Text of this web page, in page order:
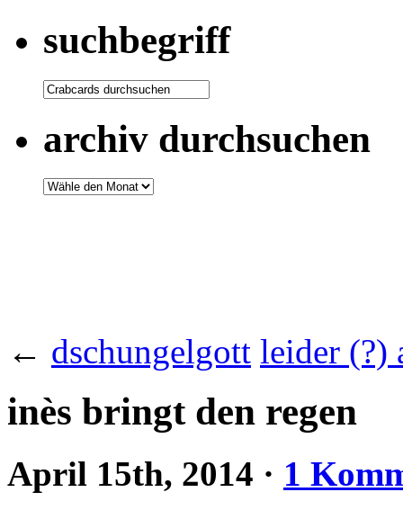
suchbegriff
archiv durchsuchen
← dschungelgott leider (?)
inès bringt den regen
April 15th, 2014 · 1